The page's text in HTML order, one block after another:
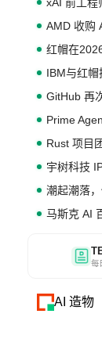
xAI 前工程
AMD 收购
红帽在
IBM与红
GitHub 再
Prime
Rust 项目
宇树科技
潮起潮落
马斯克 AI
每
AI 造物